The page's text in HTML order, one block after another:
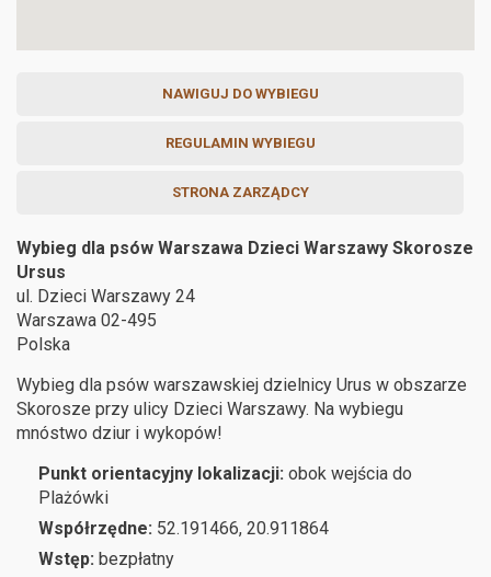
NAWIGUJ DO WYBIEGU
REGULAMIN WYBIEGU
STRONA ZARZĄDCY
Wybieg dla psów Warszawa Dzieci Warszawy Skorosze
Ursus
ul. Dzieci Warszawy 24
Warszawa 02-495
Polska
Wybieg dla psów warszawskiej dzielnicy Urus w obszarze
Skorosze przy ulicy Dzieci Warszawy. Na wybiegu
mnóstwo dziur i wykopów!
Punkt orientacyjny lokalizacji: obok wejścia do
Plażówki
Współrzędne: 52.191466, 20.911864
Wstęp: bezpłatny